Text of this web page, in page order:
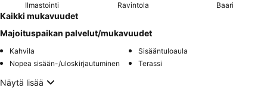
Ilmastointi Ravintola Baari
Kaikki mukavuudet
Majoituspaikan palvelut/mukavuudet
Kahvila
Sisääntuloaula
Nopea sisään-/uloskirjautuminen
Terassi
Näytä lisää